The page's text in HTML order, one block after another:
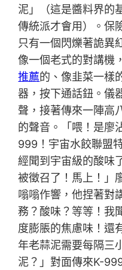
泥」（這是醬料界的
傳統派才會用）。保
只有一個閃爍著詭異
像一個老式的對講機
推薦的、像韭菜一樣
器，按下通話鈕。
聲，接著傳來一陣高
的聲音。「喂！是廖
999！宇宙水餃聯盟
經聞到宇宙級的酸味
被徵召了！馬上！」
嗡嗡作響，他捏著對
務？酸味？等等！我
度膨脹的焦慮味！還
年老蒜泥需要每隔三
泥？」對面傳來K-